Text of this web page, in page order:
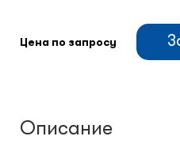
Цена по запросу
Описание